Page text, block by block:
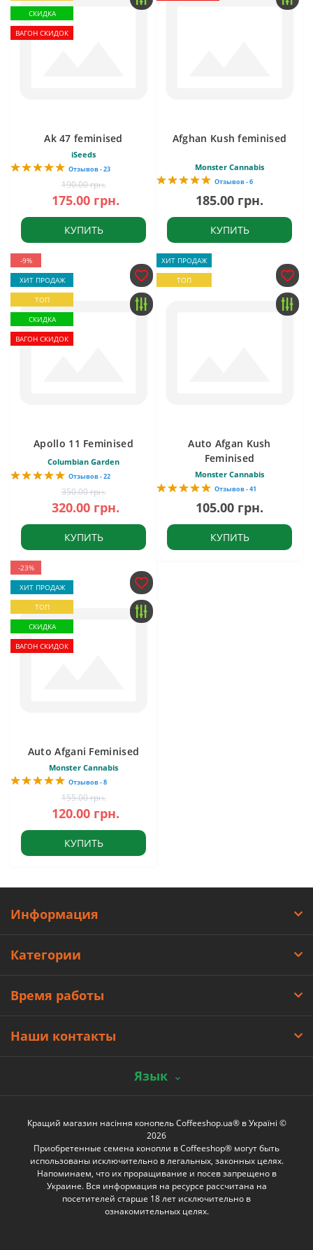
СКИДКА
ВАГОН СКИДОК
Ak 47 feminised
iSeeds
Отзывов - 23
190.00 грн.
175.00 грн.
КУПИТЬ
Afghan Kush feminised
Monster Cannabis
Отзывов - 6
185.00 грн.
КУПИТЬ
-9%
ХИТ ПРОДАЖ
ТОП
СКИДКА
ВАГОН СКИДОК
Apollo 11 Feminised
Columbian Garden
Отзывов - 22
350.00 грн.
320.00 грн.
КУПИТЬ
ХИТ ПРОДАЖ
ТОП
Auto Afgan Kush
Feminised
Monster Cannabis
Отзывов - 41
105.00 грн.
КУПИТЬ
-23%
ХИТ ПРОДАЖ
ТОП
СКИДКА
ВАГОН СКИДОК
Auto Afgani Feminised
Monster Cannabis
Отзывов - 8
155.00 грн.
120.00 грн.
КУПИТЬ
Информация
Категории
Время работы
Наши контакты
Язык
Кращий магазин насіння конопель Coffeeshop.ua® в Україні ©
2026
Приобретенные семена конопли в Coffeeshop® могут быть
использованы исключительно в легальных, законных целях.
Напоминаем, что их проращивание и посев запрещено в
Украине. Вся информация на ресурсе рассчитана на
посетителей старше 18 лет исключительно в
ознакомительных целях.